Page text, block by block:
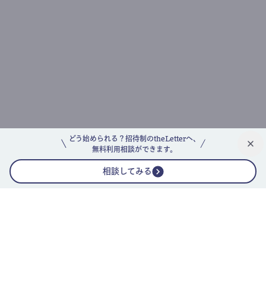
どう始められる？招待制のtheLetterへ、
無料利用相談ができます。
相談してみる